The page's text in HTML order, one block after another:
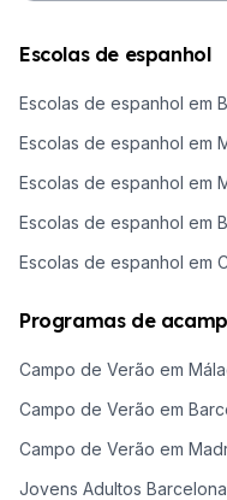
Escolas de espanhol
Escolas de espanhol em
Escolas de espanhol em
Escolas de espanhol em
Escolas de espanhol em
Escolas de espanhol em
Programas de
Campo de Verão em
Campo de Verão em
Campo de Verão em
Jovens Adultos Barcelona